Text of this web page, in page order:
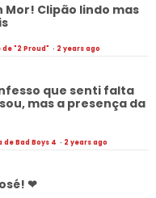
Mor! Clipão lindo mas
"2 Proud" · 2 years ago
que senti falta
mas a presença da
de Bad Boys 4 · 2 years ago
❤